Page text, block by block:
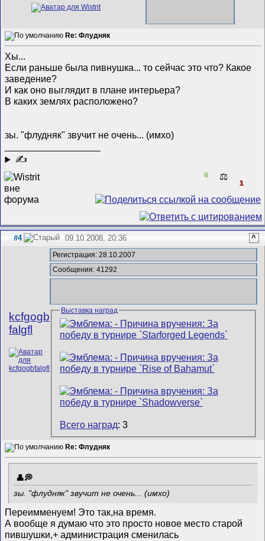
Re: Флудняк
Хы...
Если раньше была пивнушка... то сейчас это что? Какое
заведение?
И как оно выглядит в плане интерьера?
В каких землях расположено?
зы. "флудняк" звучит не очень... (имхо)
✍
0 ⚖️
1
#4 09.10.2008, 20:36 ^
kcfgogb
falgfl
Регистрация: 28.10.2007
Сообщения: 41292
Выставка наград
Всего наград: 3
Re: Флудняк
зы. "флудняк" звучит не очень... (имхо)
Переимменуем! Это так,на время.
А вообще я думаю что это просто новое место старой
пившушки,+ администрация сменилась